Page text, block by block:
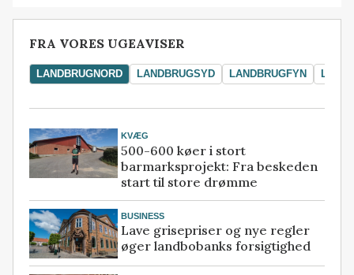
FRA VORES UGEAVISER
LANDBRUGNORD LANDBRUGSYD LANDBRUGFYN
KVÆG
500-600 køer i stort
barmarksprojekt: Fra beskeden
start til store drømme
BUSINESS
Lave grisepriser og nye regler
øger landbobanks forsigtighed